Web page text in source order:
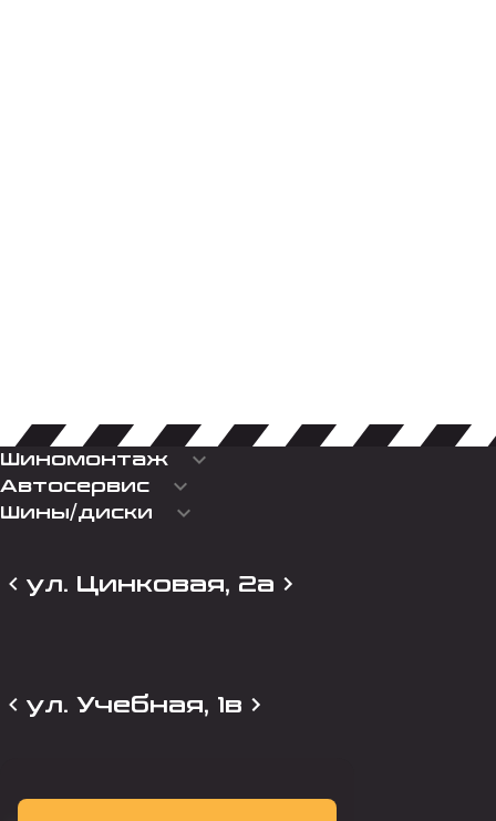
Шиномонтаж keyboard_arrow_down
Автосервис keyboard_arrow_down
Шины/диски keyboard_arrow_down
ул. Цинковая, 2а
ул. Учебная, 1в